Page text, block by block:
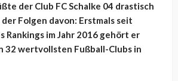
der Club FC Schalke 04 drastisch
Folgen davon: Erstmals seit
Rankings im Jahr 2016 gehört er
32 wertvollsten Fußball-Clubs in